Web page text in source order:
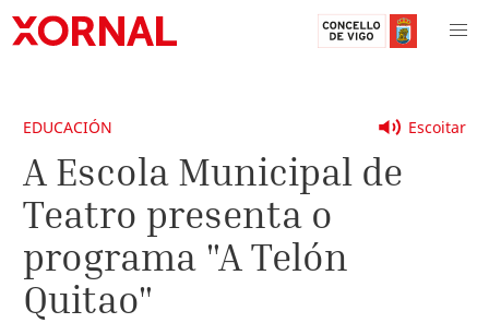
Escoitar
EDUCACIÓN
A Escola Municipal de
Teatro presenta o
programa "A Telón
Quitao"